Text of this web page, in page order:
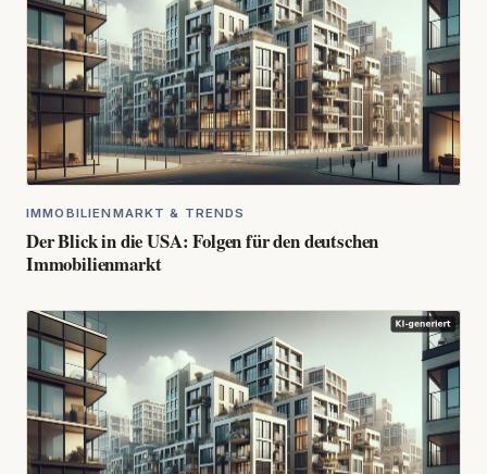
IMMOBILIENMARKT & TRENDS
Der Blick in die USA: Folgen für den deutschen
Immobilienmarkt